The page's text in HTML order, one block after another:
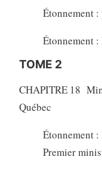
Étonnement
Étonnement
TOME 2
CHAPITRE 18
Québec
Étonnement
Premier